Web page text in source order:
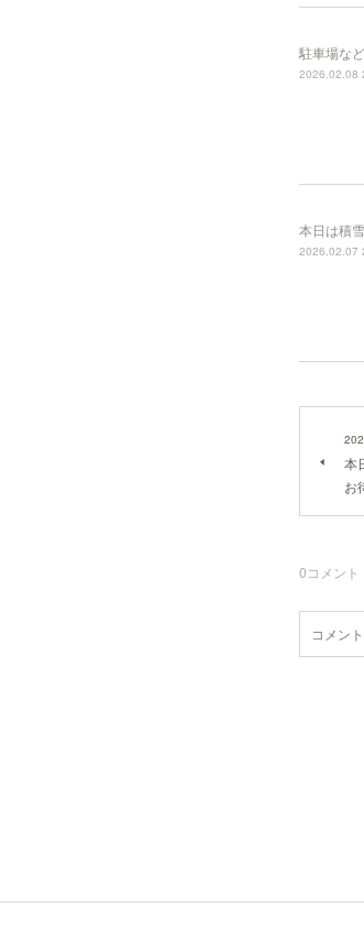
駐車場な
2026.02.08
本日は積
2026.02.07
本
お
0コメント